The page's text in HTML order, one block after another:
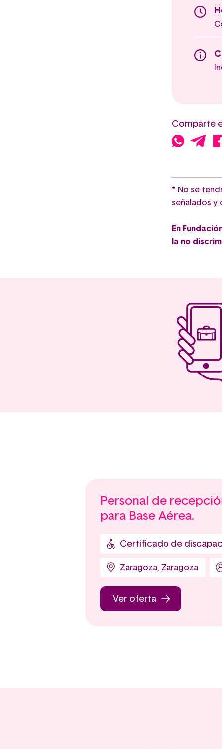
Comparte
* No se
señalados y
En
la no
Personal de
para Base Aérea.
Certificado de
Zaragoza, Zaragoza
Ver oferta